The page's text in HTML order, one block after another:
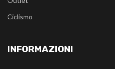
Ciclismo
INFORMAZIONI